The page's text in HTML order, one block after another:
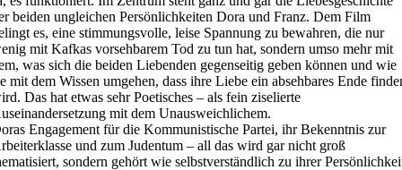
beiden ungleichen Persönlichkeiten Dora und Franz. Dem Film
es, eine stimmungsvolle, leise Spannung zu bewahren, die nur
mit Kafkas vorsehbarem Tod zu tun hat, sondern umso mehr mit
was sich die beiden Liebenden gegenseitig geben können und wie
mit dem Wissen umgehen, dass ihre Liebe ein absehbares Ende
Das hat etwas sehr Poetisches – als fein ziselierte
mit dem Unausweichlichem.
Engagement für die Kommunistische Partei, ihr Bekenntnis zur
und zum Judentum – all das wird gar nicht groß
sondern gehört wie selbstverständlich zu ihrer